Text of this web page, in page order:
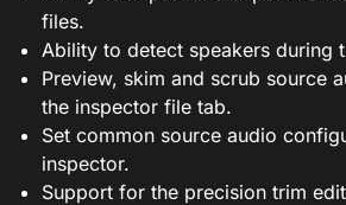
files.
Ability to detect speakers during
Preview, skim and scrub source
the inspector file tab.
Set common source audio
inspector.
Support for the precision trim